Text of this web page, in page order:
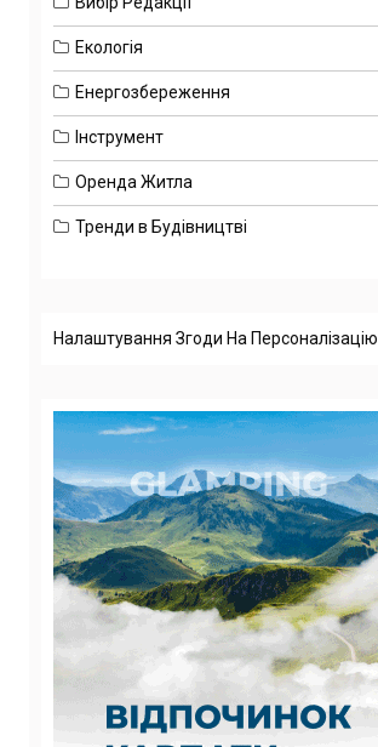
Екологія
Енергозбереження
Інструмент
Оренда Житла
Тренди в Будівництві
Налаштування Згоди На Персоналізацію